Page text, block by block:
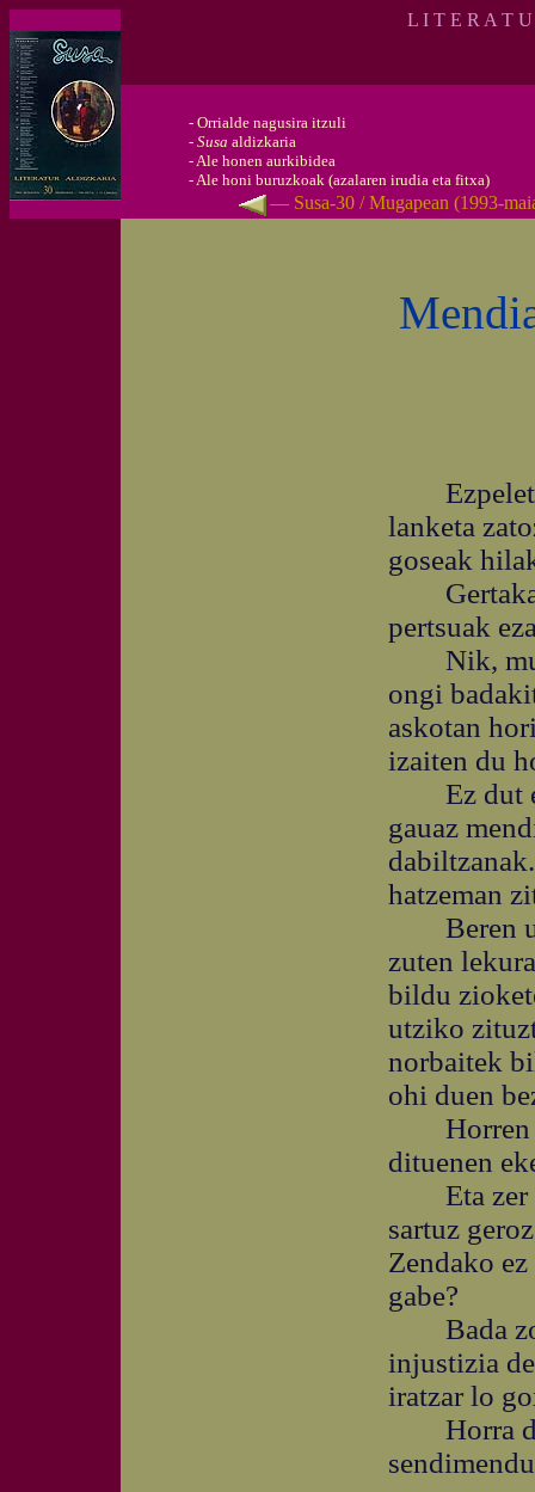
L I T E R A T
- Orrialde nagusira itzuli
- Susa aldizkaria
-Ale honen aurkibidea
-Ale honi buruzkoak (azalaren irudia eta fitxa)
— Susa-30 / Mugapean (1993-
lanketa
goseak
Gertakari
pertsuak
Nik,
ongi
askotan
izaiten du
Ez dut
gauaz
hatzeman
Beren
zuten
bildu
utziko
norbaitek
ohi duen
Horren
dituenen
Eta zer
sartuz
Zendako
gabe?
Bada
injustizia
iratzar lo
Horra